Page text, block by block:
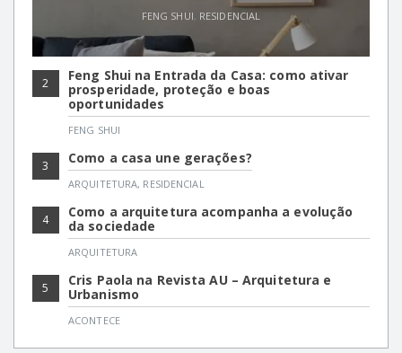
FENG SHUI, RESIDENCIAL
2
Feng Shui na Entrada da Casa: como ativar
prosperidade, proteção e boas
oportunidades
FENG SHUI
3 Como a casa une gerações?
ARQUITETURA, RESIDENCIAL
4
Como a arquitetura acompanha a evolução
da sociedade
ARQUITETURA
5
Cris Paola na Revista AU – Arquitetura e
Urbanismo
ACONTECE